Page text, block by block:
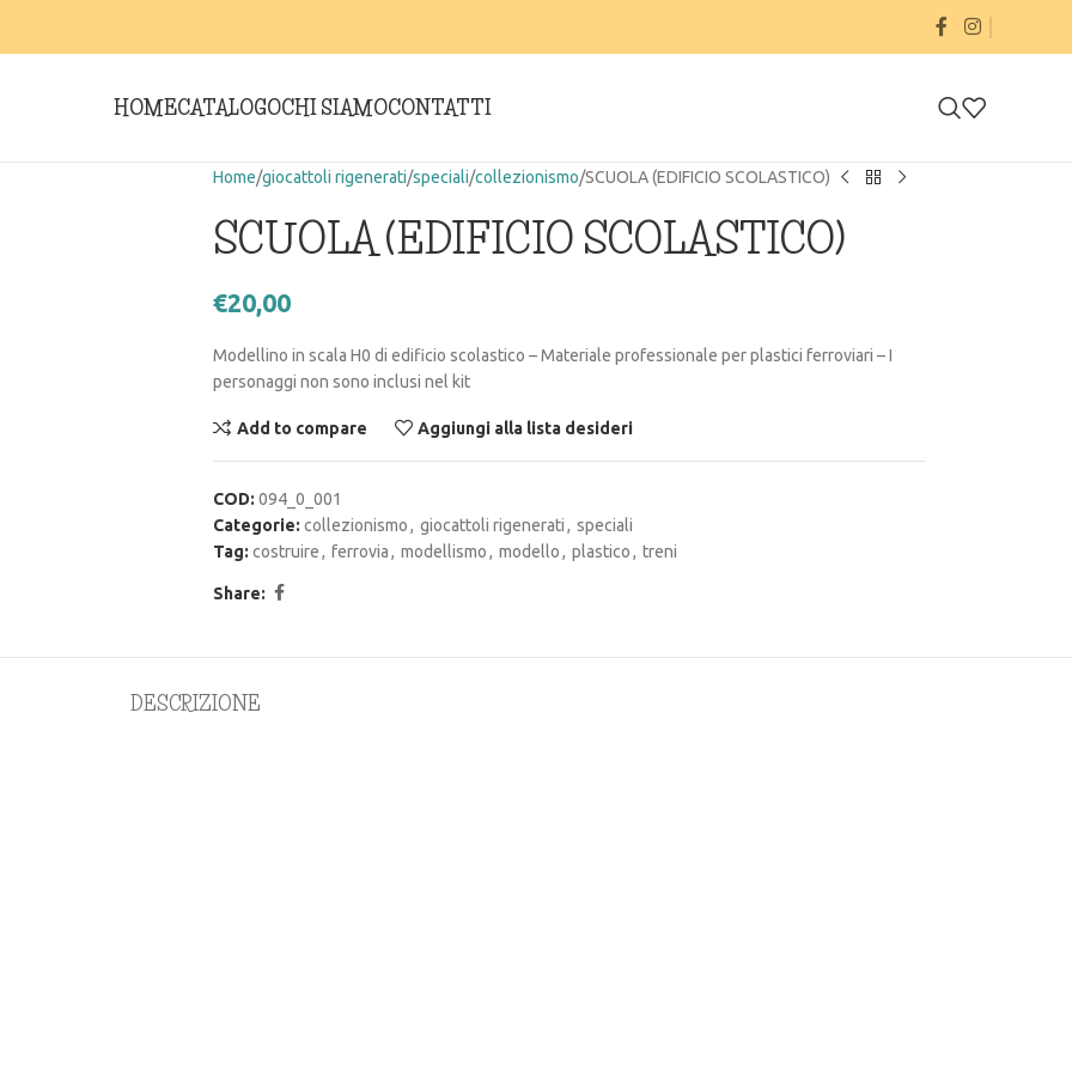
HOMECATALOGOCHI SIAMOCONTATTI
Home giocattoli rigenerati speciali collezionismo SCUOLA (EDIFICIO SCOLASTICO)
SCUOLA (EDIFICIO SCOLASTICO)
€20,00
Modellino in scala H0 di edificio scolastico – Materiale professionale per plastici ferroviari – I
personaggi non sono inclusi nel kit
Add to compare Aggiungi alla lista desideri
COD: 094_0_001
Categorie: collezionismo, giocattoli rigenerati, speciali
Tag: costruire, ferrovia, modellismo, modello, plastico, treni
Share:
DESCRIZIONE